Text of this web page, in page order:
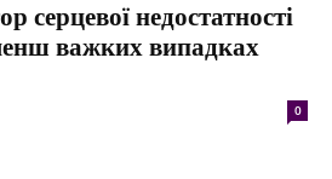
серцевої недостатності
важких випадках
0